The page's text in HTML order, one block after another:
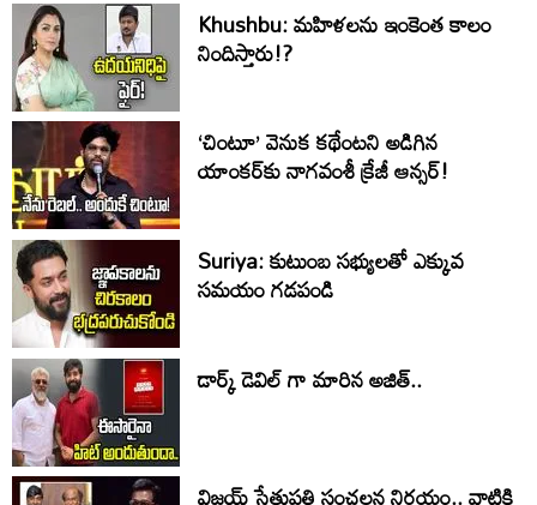
Khushbu: మహిళలను ఇంకెంత కాలం
నిందిస్తారు!?
‘చింటూ’ వెనుక కథేంటని అడిగిన
యాంకర్‌కు నాగవంశీ క్రేజీ ఆన్సర్!
Suriya: కుటుంబ సభ్యులతో ఎక్కువ
సమయం గడపండి
డార్క్ డెవిల్ గా మారిన అజిత్..